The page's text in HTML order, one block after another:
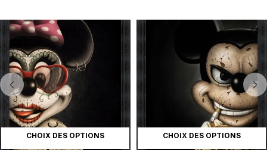
CHOIX DES OPTIONS CHOIX DES OPTIONS